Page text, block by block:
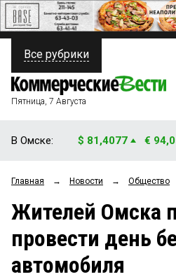
ПОЛИТИКА
ФИНАНСЫ
ОБЩЕСТВО
ЗАКОН
НОВОСТИ КОМПАНИЙ
Все рубрики
Пятница, 7 Августа
В Омске: $ 81,4077 €
Главная → Новости → Общество
Жителей Омска
провести день
автомобиля